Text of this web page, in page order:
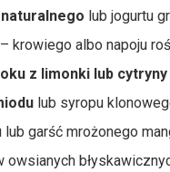
lub jogurtu
– krowiego albo napoju
z limonki lub cytryny
lub syropu
garść mrożonego
owsianych